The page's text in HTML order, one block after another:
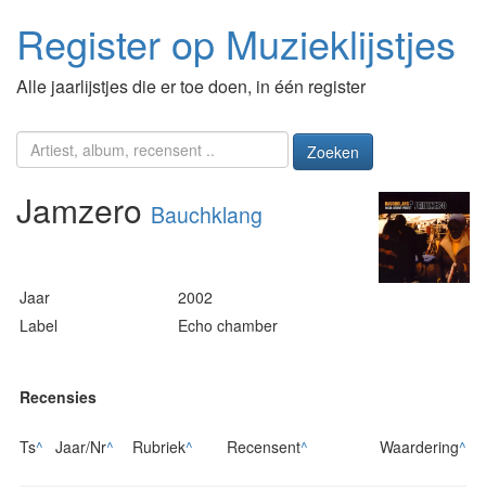
Register op Muzieklijstjes
Alle jaarlijstjes die er toe doen, in één register
Zoeken
Jamzero Bauchklang
Jaar
2002
Label
Echo chamber
Recensies
Ts^ Jaar/Nr^ Rubriek^ Recensent^ Waardering^